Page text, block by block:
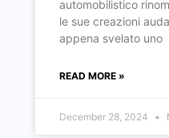
automobilistico
le sue creazioni
appena svelato uno
READ MORE »
December 28, 2024